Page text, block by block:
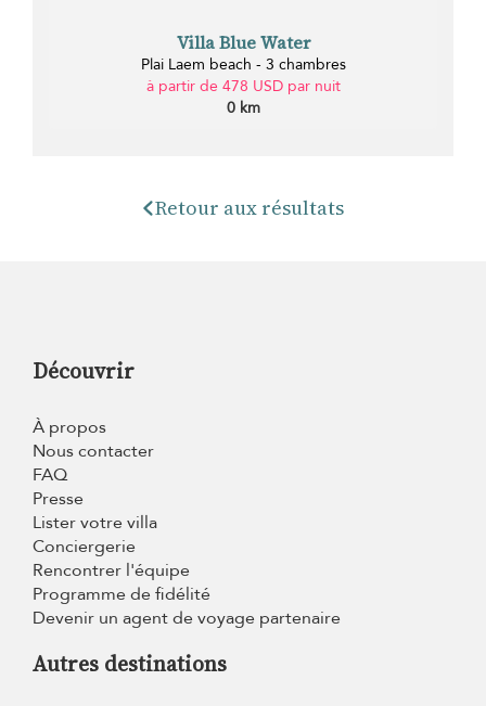
Villa Blue Water
Plai Laem beach - 3 chambres
à partir de 478 USD par nuit
0 km
Retour aux résultats
Découvrir
À propos
Nous contacter
FAQ
Presse
Lister votre villa
Conciergerie
Rencontrer l'équipe
Programme de fidélité
Devenir un agent de voyage partenaire
Autres destinations